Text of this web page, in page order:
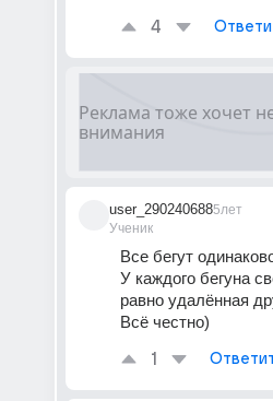
4
user_290240688
Ученик
5лет
Все бегут
У каждого бегуна
равно удалённая
Всё честно)
1